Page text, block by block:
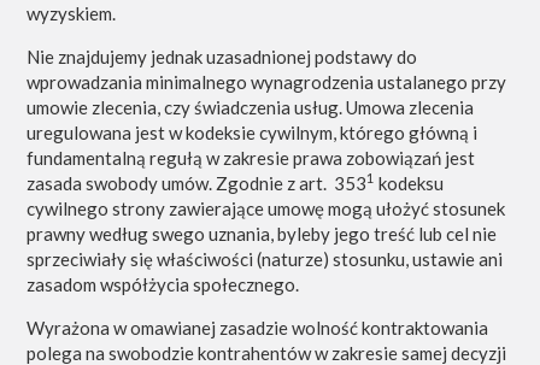
wyzyskiem.
Nie znajdujemy jednak uzasadnionej podstawy do
wprowadzania minimalnego wynagrodzenia ustalanego przy
umowie zlecenia, czy świadczenia usług. Umowa zlecenia
uregulowana jest w kodeksie cywilnym, którego główną i
fundamentalną regułą w zakresie prawa zobowiązań jest
zasada swobody umów. Zgodnie z art. 3531 kodeksu
cywilnegostrony zawierające umowę mogą ułożyć stosunek
prawny według swego uznania, byleby jego treść lub cel nie
sprzeciwiały się właściwości (naturze) stosunku, ustawie ani
zasadom współżycia społecznego.
Wyrażona w omawianej zasadzie wolność kontraktowania
polega na swobodzie kontrahentów w zakresie samej decyzji